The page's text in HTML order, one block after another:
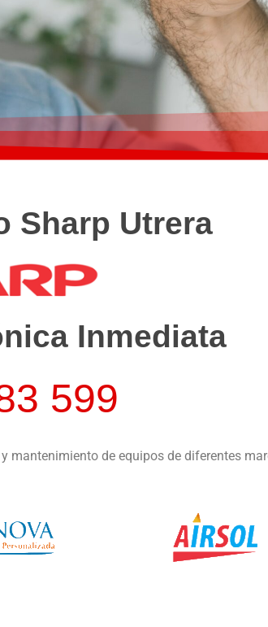
Sharp Utrera
Inmediata
599
mantenimiento de equipos de diferentes